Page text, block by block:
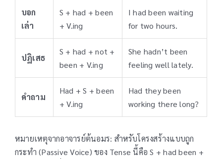
บอก
เล่า
S + had + been
+ V.ing
I had been waiting
for two hours.
ปฏิเสธ
S + had + not +
been + V.ing
She hadn’t been
feeling well lately.
คำถาม
Had + S + been
+ V.ing
Had they been
working there long?
หมายเหตุจากอาจารย์ต้นอมร: สำหรับโครงสร้างแบบถูก
กระทำ (Passive Voice) ของ Tense นี้คือ S + had been +